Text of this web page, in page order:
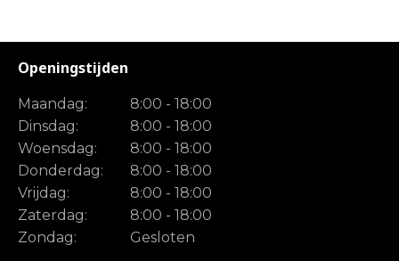
Openingstijden
Maandag:
8:00 - 18:00
Dinsdag:
8:00 - 18:00
Woensdag:
8:00 - 18:00
Donderdag:
8:00 - 18:00
Vrijdag:
8:00 - 18:00
Zaterdag:
8:00 - 18:00
Zondag:
Gesloten